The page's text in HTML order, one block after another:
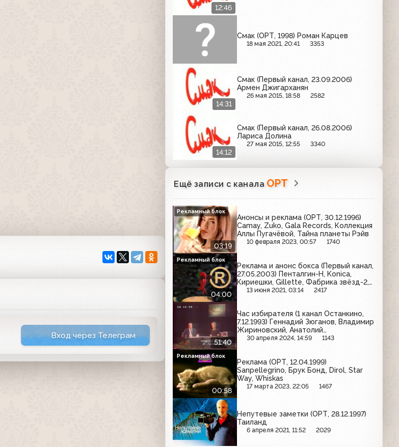
Вход через Телеграм
12:46
Смак (ОРТ, 1998) Роман Карцев
18 мая 2021, 20:41 3353
14:31
Смак (Первый канал, 23.09.2006)
Армен Джигарханян
26 мая 2015, 18:58 2582
14:12
Смак (Первый канал, 26.08.2006)
Лариса Долина
27 мая 2015, 12:55 3340
Ещё записи с канала ОРТ
03:19
Анонсы и реклама (ОРТ, 30.12.1996)
Camay, Zuko, Gala Records, Коллекция
Аллы Пугачёвой, Тайна планеты Рэйв
10 февраля 2023, 00:57 1740
Рекламный блок
04:00
Реклама и анонс бокса (Первый канал,
27.05.2003) Пенталгин-Н, Konica,
Кириешки, Gillette, Фабрика звёзд-2,
Доширак, Фрустайл, Tide, Академия
13 июня 2021, 03:14 2417
Рекламный блок
51:40
Час избирателя (1 канал Останкино,
7.12.1993) Геннадий Зюганов, Владимир
Жириновский, Анатолий
Кашпировский
30 апреля 2024, 14:59 1143
00:58
Реклама (ОРТ, 12.04.1999)
Sanpellegrino, Брук Бонд, Dirol, Star
Way, Whiskas
17 марта 2023, 22:05 1467
Рекламный блок
Непутевые заметки (ОРТ, 28.12.1997)
Таиланд
6 апреля 2021, 11:52 2029